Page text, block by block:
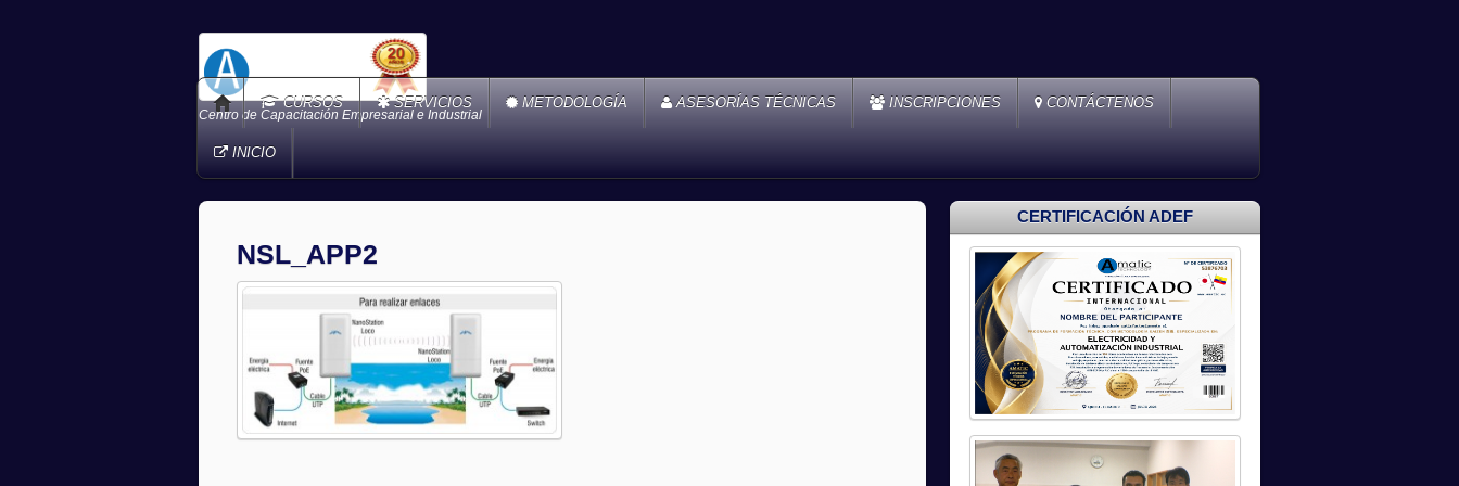
Centro de Capacitación Empresarial e Industrial
CURSOS SERVICIOS METODOLOGÍA ASESORÍAS TÉCNICAS INSCRIPCIONES CONTÁCTENOS
INICIO
NSL_APP2
CERTIFICACIÓN ADEF